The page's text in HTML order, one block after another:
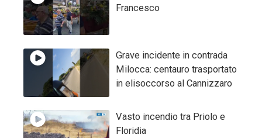
Francesco
Grave incidente in contrada
Milocca: centauro trasportato
in elisoccorso al Cannizzaro
Vasto incendio tra Priolo e
Floridia